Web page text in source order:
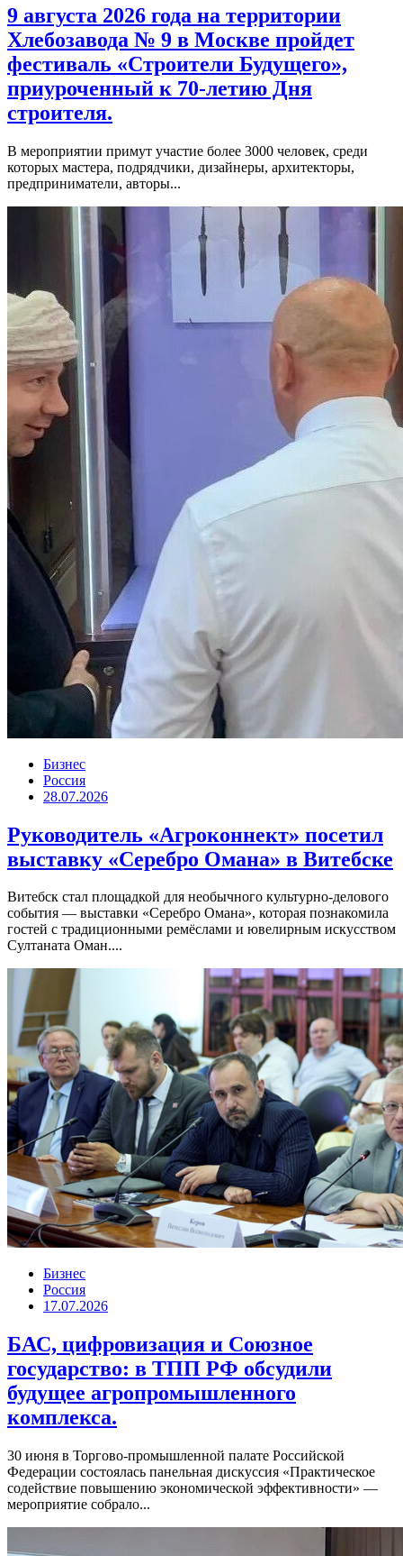
9 августа 2026 года на территории
Хлебозавода № 9 в Москве пройдет
фестиваль «Строители Будущего»,
приуроченный к 70-летию Дня
строителя.
В мероприятии примут участие более 3000 человек, среди
которых мастера, подрядчики, дизайнеры, архитекторы,
предприниматели, авторы...
Бизнес
Россия
28.07.2026
Руководитель «Агроконнект» посетил
выставку «Серебро Омана» в Витебске
Витебск стал площадкой для необычного культурно-делового
события — выставки «Серебро Омана», которая познакомила
гостей с традиционными ремёслами и ювелирным искусством
Султаната Оман....
Бизнес
Россия
17.07.2026
БАС, цифровизация и Союзное
государство: в ТПП РФ обсудили
будущее агропромышленного
комплекса.
30 июня в Торгово-промышленной палате Российской
Федерации состоялась панельная дискуссия «Практическое
содействие повышению экономической эффективности» —
мероприятие собрало...